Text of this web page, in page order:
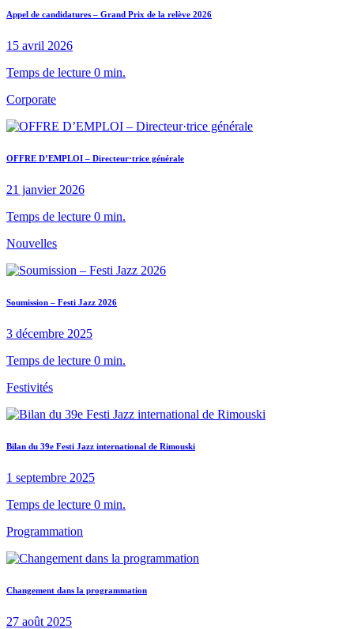
Appel de candidatures – Grand Prix de la relève 2026
15 avril 2026
Temps de lecture 0 min.
Corporate
OFFRE D’EMPLOI – Directeur·trice générale
21 janvier 2026
Temps de lecture 0 min.
Nouvelles
Soumission – Festi Jazz 2026
3 décembre 2025
Temps de lecture 0 min.
Festivités
Bilan du 39e Festi Jazz international de Rimouski
1 septembre 2025
Temps de lecture 0 min.
Programmation
Changement dans la programmation
27 août 2025